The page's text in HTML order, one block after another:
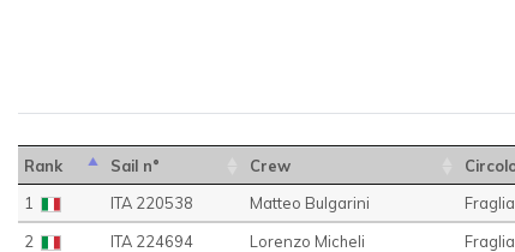
Rank Sail n° Crew
1
ITA 220538 Matteo Bulgarini
2
ITA 224694 Lorenzo Micheli